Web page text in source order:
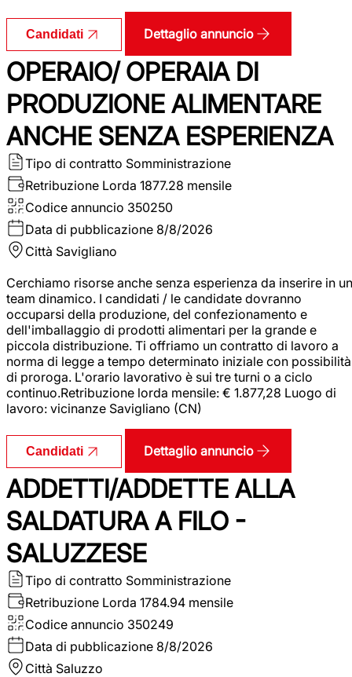
Candidati Dettaglio annuncio
OPERAIO/ OPERAIA DI
PRODUZIONE ALIMENTARE
ANCHE SENZA ESPERIENZA
Tipo di contratto Somministrazione
Retribuzione Lorda 1877.28 mensile
Codice annuncio 350250
Data di pubblicazione 8/8/2026
Città Savigliano
Cerchiamo risorse anche senza esperienza da inserire in un
team dinamico. I candidati / le candidate dovranno
occuparsi della produzione, del confezionamento e
dell'imballaggio di prodotti alimentari per la grande e
piccola distribuzione. Ti offriamo un contratto di lavoro a
norma di legge a tempo determinato iniziale con possibilità
di proroga. L'orario lavorativo è sui tre turni o a ciclo
continuo.Retribuzione lorda mensile: € 1.877,28 Luogo di
lavoro: vicinanze Savigliano (CN)
Candidati Dettaglio annuncio
ADDETTI/ADDETTE ALLA
SALDATURA A FILO -
SALUZZESE
Tipo di contratto Somministrazione
Retribuzione Lorda 1784.94 mensile
Codice annuncio 350249
Data di pubblicazione 8/8/2026
Città Saluzzo